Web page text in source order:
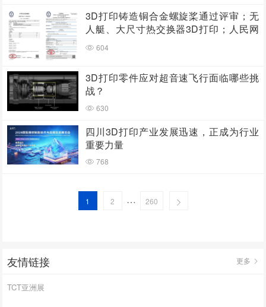
3D打印铸造铜合金螺旋桨通过评审；无
人艇、大尺寸热交换器3D打印；人民网
报道两家3D打印企业
604
3D打印零件应对超音速飞行面临哪些挑
战？
630
四川3D打印产业发展迅速，正成为行业
重要力量
768
1 2 … 260
友情链接 更多
TCT亚洲展